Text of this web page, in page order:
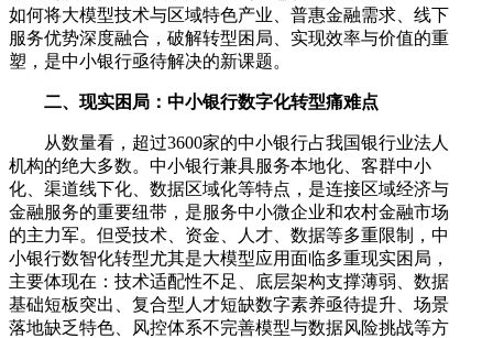
如何将大模型技术与区域特色产业、普惠金融需求、线下
服务优势深度融合，破解转型困局、实现效率与价值的重
塑，是中小银行亟待解决的新课题。
二、现实困局：中小银行数字化转型痛难点
从数量看，超过3600家的中小银行占我国银行业法人
机构的绝大多数。中小银行兼具服务本地化、客群中小
化、渠道线下化、数据区域化等特点，是连接区域经济与
金融服务的重要纽带，是服务中小微企业和农村金融市场
的主力军。但受技术、资金、人才、数据等多重限制，中
小银行数智化转型尤其是大模型应用面临多重现实困局，
主要体现在：技术适配性不足、底层架构支撑薄弱、数据
基础短板突出、复合型人才短缺数字素养亟待提升、场景
落地缺乏特色、风控体系不完善模型与数据风险挑战等方